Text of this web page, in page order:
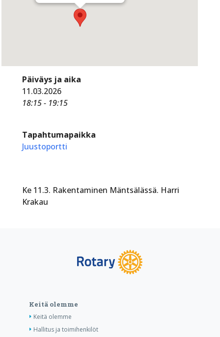
Päiväys ja aika
11.03.2026
18:15 - 19:15
Tapahtumapaikka
Juustoportti
Ke 11.3. Rakentaminen Mäntsälässä. Harri
Krakau
Keitä olemme
Keitä olemme
Hallitus ja toimihenkilöt